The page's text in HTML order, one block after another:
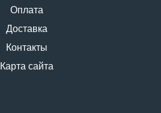
Оплата
Доставка
Контакты
Карта сайта